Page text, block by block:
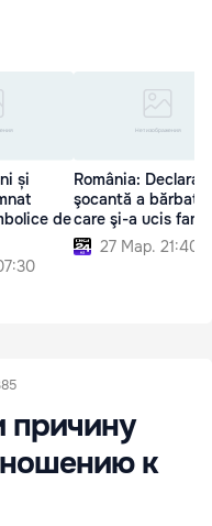
și
de
România:
şocantă a
care şi-a ucis
27 Мар. 21:40
причину
к